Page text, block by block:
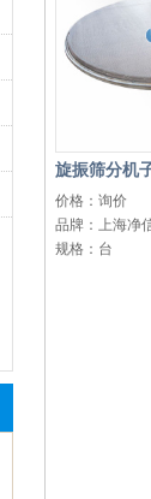
旋振筛分机
价格：询价
品牌：上海净
规格：台